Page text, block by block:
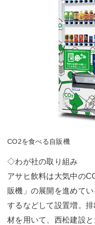
CO2を食べる自販機
◇わが社の取り組み
アサヒ飲料は大気中の
販機」の展開を進めて
するなどして設置増。
材を用いて、西松建設